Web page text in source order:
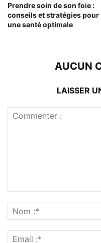
Prendre soin de son foie :
conseils et stratégies pour
une santé optimale
AUCUN
LAISSER